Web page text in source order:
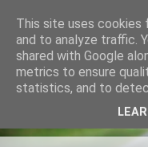
POLICÍA
MENCÍA"
tlfno. 619 903 748 fax
This site uses cookies
and to analyze traffic.
shared with Google
metrics to ensure
statistics, and to